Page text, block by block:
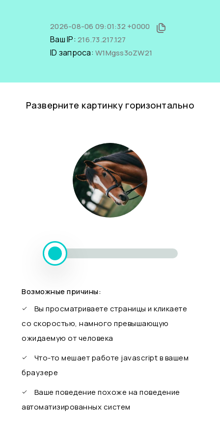
2026-08-06 09:01:32 +0000
Ваш IP: 216.73.217.127
ID запроса: W1Mgss3oZW21
Разверните картинку горизонтально
Возможные причины:
Вы просматриваете страницы и кликаете
со скоростью, намного превышающую
ожидаемую от человека
Что-то мешает работе javascript в вашем
браузере
Ваше поведение похоже на поведение
автоматизированных систем